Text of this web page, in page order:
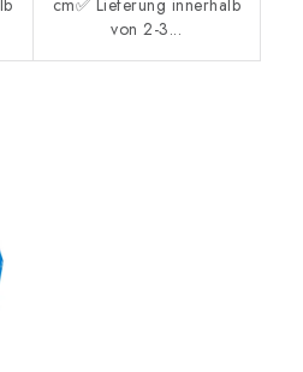
von 2-3...